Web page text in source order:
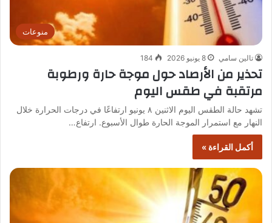
منوعات
تالين سامي 8 يونيو 2026 184
تحذير من الأرصاد حول موجة حارة ورطوبة
مرتقبة في طقس اليوم
تشهد حالة الطقس اليوم الاثنين ٨ يونيو ارتفاعًا في درجات الحرارة خلال
النهار مع استمرار الموجة الحارة طوال الأسبوع. ارتفاع…
أكمل القراءة »